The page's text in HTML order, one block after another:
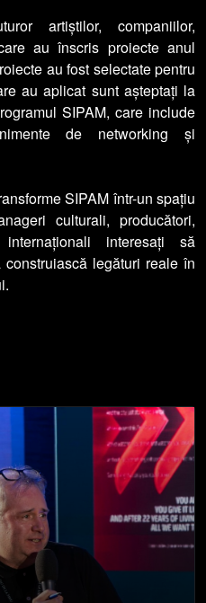
artiștilor, companiilor,
au înscris proiecte anul
au fost selectate pentru
au aplicat sunt așteptați la
SIPAM, care include
de networking și
SIPAM într-un spațiu
culturali, producători,
interesați să
legături reale în